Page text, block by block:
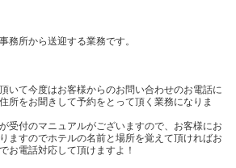
務所から送迎する業務です。
いて今度はお客様からのお問い合わせのお電話に
所をお聞きして予約をとって頂く業務になりま
受付のマニュアルがございますので、お客様にお
ますのでホテルの名前と場所を覚えて頂ければお
お電話対応して頂けますよ！